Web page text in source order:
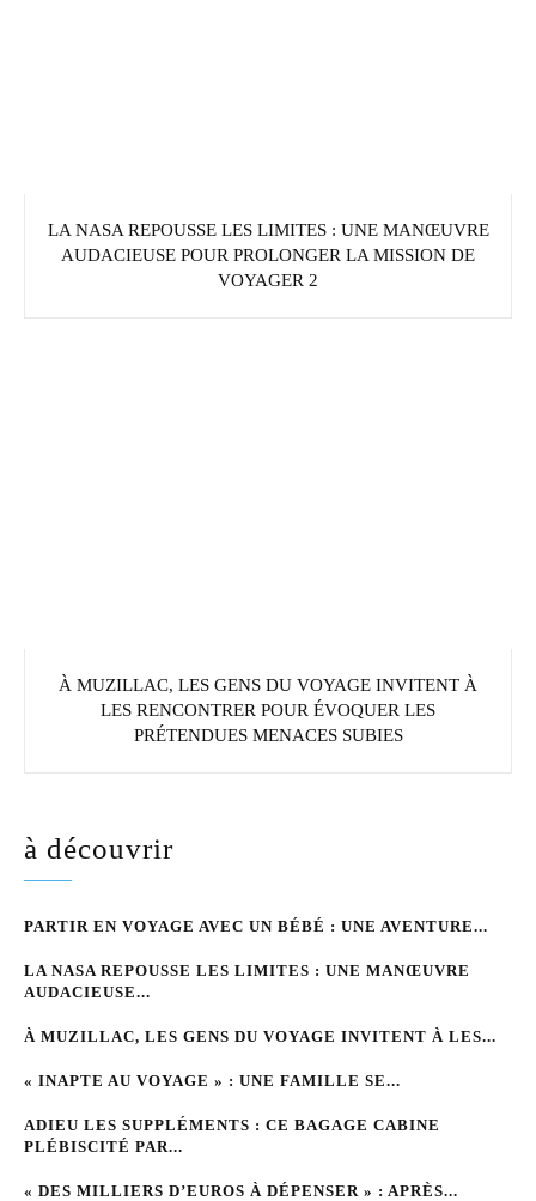
LA NASA REPOUSSE LES LIMITES : UNE MANŒUVRE
AUDACIEUSE POUR PROLONGER LA MISSION DE
VOYAGER 2
À MUZILLAC, LES GENS DU VOYAGE INVITENT À
LES RENCONTRER POUR ÉVOQUER LES
PRÉTENDUES MENACES SUBIES
à découvrir
PARTIR EN VOYAGE AVEC UN BÉBÉ : UNE AVENTURE...
LA NASA REPOUSSE LES LIMITES : UNE MANŒUVRE
AUDACIEUSE...
À MUZILLAC, LES GENS DU VOYAGE INVITENT À LES...
« INAPTE AU VOYAGE » : UNE FAMILLE SE...
ADIEU LES SUPPLÉMENTS : CE BAGAGE CABINE
PLÉBISCITÉ PAR...
« DES MILLIERS D’EUROS À DÉPENSER » : APRÈS...